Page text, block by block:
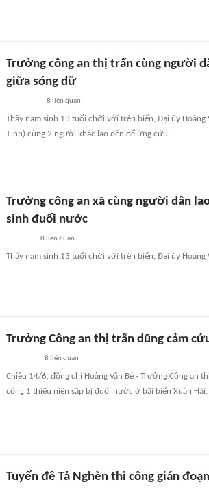
Trưởng công an thị trấn cùng người
giữa sóng dữ
8 liên quan
Thấy nam sinh 13 tuổi chới với trên biển, Đại úy Hoàng
Tĩnh) cùng 2 người khác lao đến để ứng cứu.
Trưởng công an xã cùng người dân
sinh đuối nước
8 liên quan
Thấy nam sinh 13 tuổi chới với trên biển, Đại úy
Trưởng Công an thị trấn dũng cảm
8 liên quan
Chiều 14/6, đồng chí Hoàng Văn Bé - Trưởng Công an
công 1 thiếu niên sắp bị đuối nước ở bãi biển Xuân
Tuyến đê Tả Nghèn thi công gián